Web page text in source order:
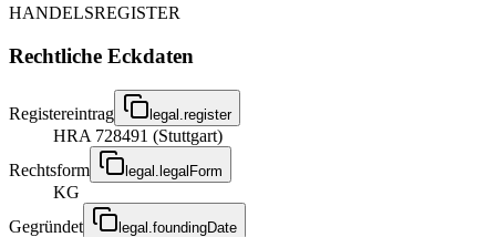
HANDELSREGISTER
Rechtliche Eckdaten
Registereintrag legal.register
HRA 728491 (Stuttgart)
Rechtsform
legal.legalForm
KG
Gegründet
legal.foundingDate